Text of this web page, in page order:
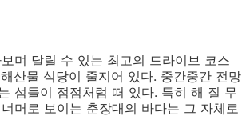
며 달릴 수 있는 최고의 드라이브 코스
산물 식당이 줄지어 있다. 중간중간 전망
섬들이 점점처럼 떠 있다. 특히 해 질 무
머로 보이는 춘장대의 바다는 그 자체로